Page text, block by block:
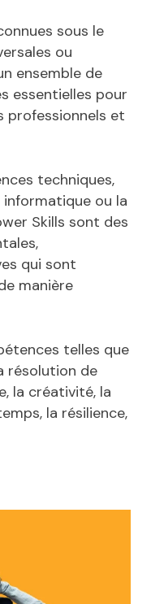
sous le
ou
ensemble de
essentielles pour
professionnels et
techniques,
ou la
Skills sont des
qui sont
manière
telles que
résolution de
la créativité, la
la résilience,